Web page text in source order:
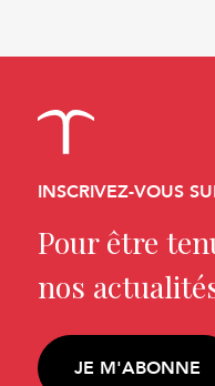
INSCRIVEZ-VOUS
Pour être
nos
JE M'ABONNE